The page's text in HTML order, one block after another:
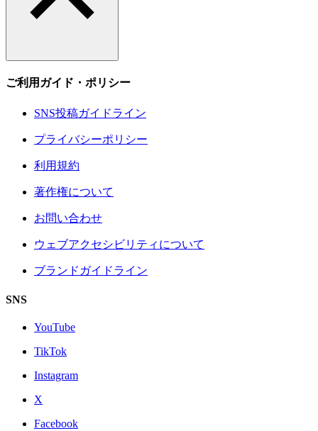
ご利用ガイド・ポリシー
SNS投稿ガイドライン
プライバシーポリシー
利用規約
著作権について
お問い合わせ
ウェブアクセシビリティについて
ブランドガイドライン
SNS
YouTube
TikTok
Instagram
X
Facebook